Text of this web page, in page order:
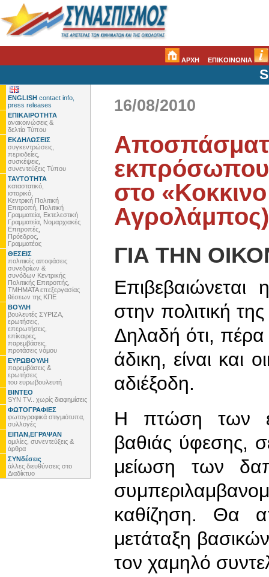
ΑΡΧΗ ΕΠΙΚΟΙΝΩΝΙΑ
ENGLISH contact info,
press releases
ΕΠΙΚΑΙΡΟΤΗΤΑ
ανακοινώσεις &
δελτία Τύπου
ΕΚΔΗΛΩΣΕΙΣ
συγκεντρώσεις,
περιοδείες,
συσκέψεις,
συνεντεύξεις Τύπου
ΤΑΥΤΟΤΗΤΑ
καταστατικό,
ιστορικό,
Κεντρική Πολιτική
Επιτροπή, Πολιτική
Γραμματεία, Εκτελεστική
Γραμματεία, Νομαρχιακές
Επιτροπές,
Πρόεδρος,
Γραμματέας
ΘΕΣΕΙΣ
πολιτικές αποφάσεις
συνεδρίων &
συνόδων Κεντρικής
Πολιτικής Επιτροπής,
ΤΜΗΜΑΤΑ επεξεργασίας
θέσεων της ΚΠΕ
ΒΟΥΛΗ
βουλευτές ΣΥΡΙΖΑ,
ερωτήσεις,
επερωτήσεις,
επίκαιρες,
παρεμβάσεις,
προτάσεις νόμου
ΕΥΡΩΒΟΥΛΗ
παρεμβάσεις &
ερωτήσεις
του ευρωβουλευτή
ΒΙΝΤΕΟ
SYN TV.. χωρίς διαφημίσεις
ΦΩΤΟΓΡΑΦΙΕΣ
φωτογραφικά στιγμιότυπα,
συλλογές
ΕΙΠΑΝ,ΕΓΡΑΨΑΝ
ομιλίες, συνεντεύξεις &
άρθρα
ΣΥΝδέσεις
άλλες διευθύνσεις στο
Διαδίκτυο
16/08/2010
εκπρόσωπου
στο
Αγρολάμπος)
ΓΙΑ ΤΗΝ
στην πολιτική
Δηλαδή ότι, πέρα
άδικη, είναι και
αδιέξοδη.
Η πτώση των
βαθιάς ύφεσης,
μείωση των
καθίζηση. Θα
μετάταξη
τον χαμηλό